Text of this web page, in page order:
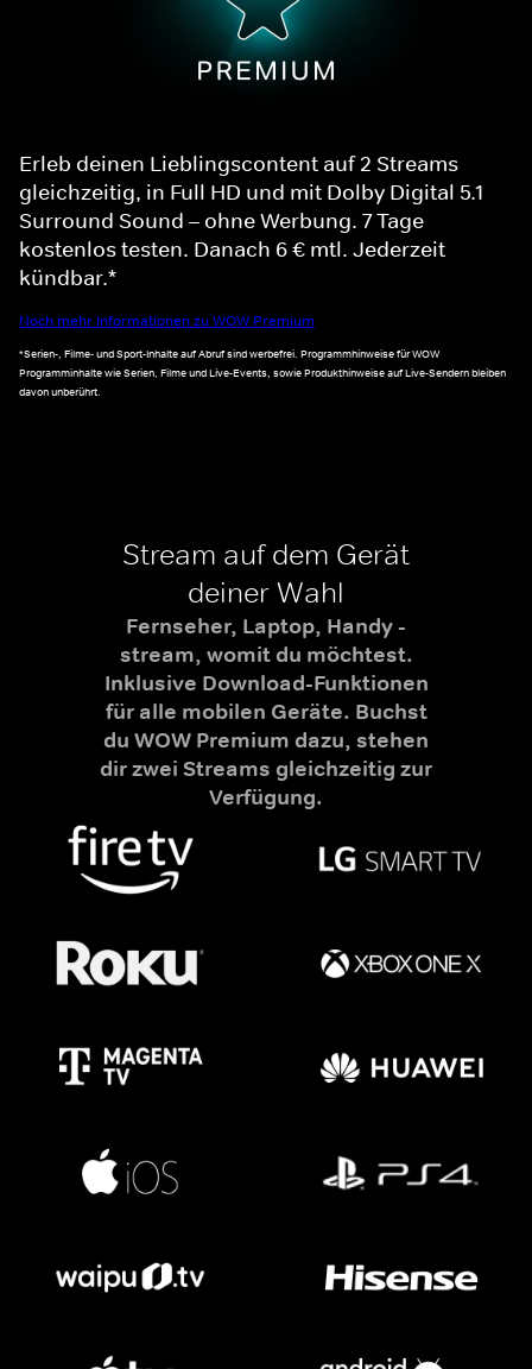
Erleb deinen Lieblingscontent auf 2 Streams
gleichzeitig, in Full HD und mit Dolby Digital 5.1
Surround Sound – ohne Werbung. 7 Tage
kostenlos testen. Danach 6 € mtl. Jederzeit
kündbar.*
Noch mehr Informationen zu WOW Premium
*Serien-, Filme- und Sport-Inhalte auf Abruf sind werbefrei. Programmhinweise für WOW
Programminhalte wie Serien, Filme und Live-Events, sowie Produkthinweise auf Live-Sendern bleiben
davon unberührt.
Stream auf dem Gerät
deiner Wahl
Fernseher, Laptop, Handy -
stream, womit du möchtest.
Inklusive Download-Funktionen
für alle mobilen Geräte. Buchst
du WOW Premium dazu, stehen
dir zwei Streams gleichzeitig zur
Verfügung.